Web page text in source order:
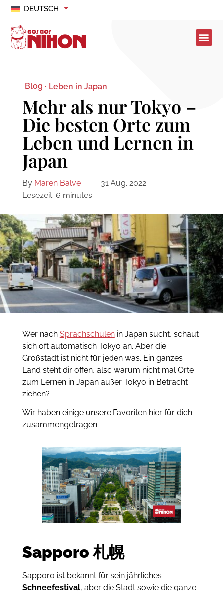
DEUTSCH
Blog · Leben in Japan
Mehr als nur Tokyo –
Die besten Orte zum
Leben und Lernen in
Japan
By Maren Balve
31 Aug. 2022
Lesezeit: 6 minutes
Wer nach Sprachschulenin Japan sucht, schaut
sich oft automatisch Tokyo an. Aber die
Großstadt ist nicht für jeden was. Ein ganzes
Land steht dir offen, also warum nicht mal Orte
zum Lernen in Japan außer Tokyo in Betracht
ziehen?
Wir haben einige unsere Favoriten hier für dich
zusammengetragen.
Sapporo札幌
Sapporo ist bekannt für sein jährliches
Schneefestival, aber die Stadt sowie die ganze